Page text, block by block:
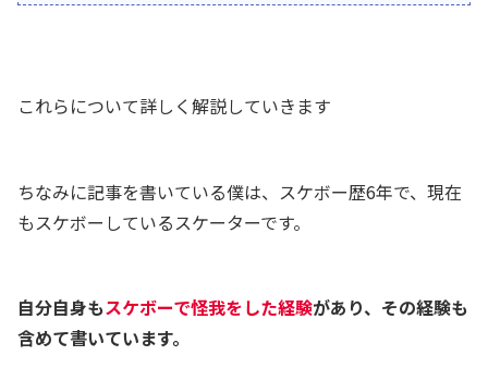
これらについて詳しく解説していきます
ちなみに記事を書いている僕は、スケボー歴6年で、現在
もスケボーしているスケーターです。
自分自身もスケボーで怪我をした経験があり、その経験も
含めて書いています。